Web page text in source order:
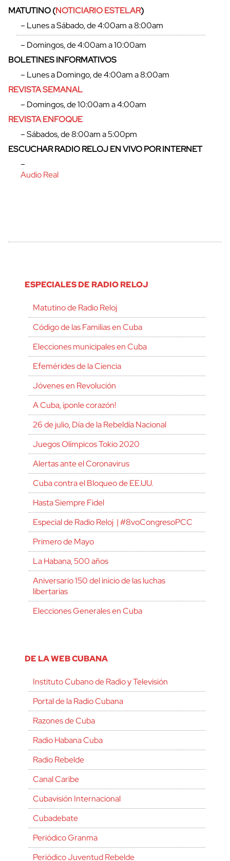
MATUTINO (NOTICIARIO ESTELAR)
– Lunes a Sábado, de 4:00am a 8:00am
– Domingos, de 4:00am a 10:00am
BOLETINES INFORMATIVOS
– Lunes a Domingo, de 4:00am a 8:00am
REVISTA SEMANAL
– Domingos, de 10:00am a 4:00am
REVISTA ENFOQUE
– Sábados, de 8:00am a 5:00pm
ESCUCHAR RADIO RELOJ EN VIVO POR INTERNET
–
Audio Real
ESPECIALES DE RADIO RELOJ
Matutino de Radio Reloj
Código de las Familias en Cuba
Elecciones municipales en Cuba
Efemérides de la Ciencia
Jóvenes en Revolución
A Cuba, ¡ponle corazón!
26 de julio, Día de la Rebeldía Nacional
Juegos Olímpicos Tokio 2020
Alertas ante el Coronavirus
Cuba contra el Bloqueo de EE.UU.
Hasta Siempre Fidel
Especial de Radio Reloj | #8voCongresoPCC
Primero de Mayo
La Habana, 500 años
Aniversario 150 del inicio de las luchas
libertarias
Elecciones Generales en Cuba
DE LA WEB CUBANA
Instituto Cubano de Radio y Televisión
Portal de la Radio Cubana
Razones de Cuba
Radio Habana Cuba
Radio Rebelde
Canal Caribe
Cubavisión Internacional
Cubadebate
Periódico Granma
Periódico Juventud Rebelde